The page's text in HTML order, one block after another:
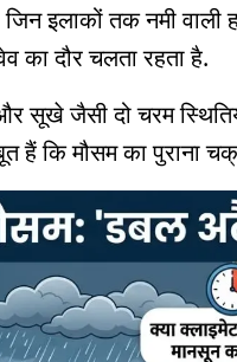
इलाकों तक नमी वाली
का दौर चलता रहता है.
सूखे जैसी दो चरम
हैं कि मौसम का पुराना